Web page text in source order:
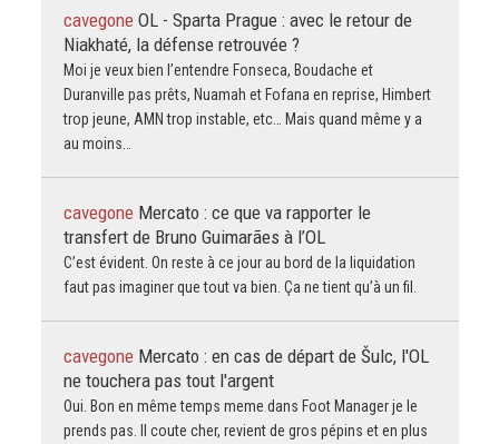
cavegone OL - Sparta Prague : avec le retour de
Niakhaté, la défense retrouvée ?
Moi je veux bien l’entendre Fonseca, Boudache et
Duranville pas prêts, Nuamah et Fofana en reprise, Himbert
trop jeune, AMN trop instable, etc… Mais quand même y a
au moins…
cavegone Mercato : ce que va rapporter le
transfert de Bruno Guimarães à l’OL
C’est évident. On reste à ce jour au bord de la liquidation
faut pas imaginer que tout va bien. Ça ne tient qu’à un fil.
cavegone Mercato : en cas de départ de Šulc, l'OL
ne touchera pas tout l'argent
Oui. Bon en même temps meme dans Foot Manager je le
prends pas. Il coute cher, revient de gros pépins et en plus